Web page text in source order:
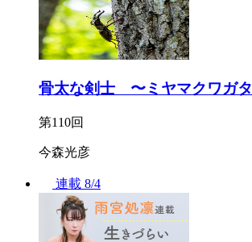
骨太な剣士 〜ミヤマクワガタ
第110回
今森光彦
連載 8/4